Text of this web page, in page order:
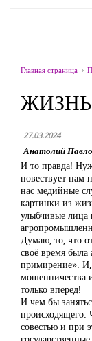
Главная страница
ЖИЗНЬ
27.03.2024
Анатолий
И то правда!
повествует нам
нас медийные
картинки из
улыбчивые лица
Думаю, то, что
своё время
примирение». И,
мошенничества
только вперед!
И чем бы
происходящего.
совестью и при